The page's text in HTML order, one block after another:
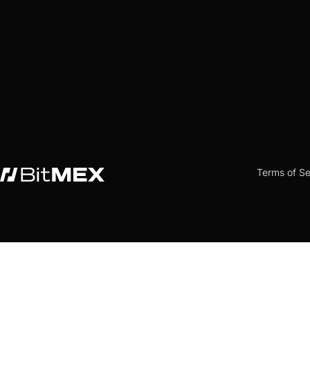
Terms of